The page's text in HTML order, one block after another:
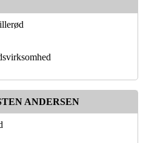
ANDERSEN